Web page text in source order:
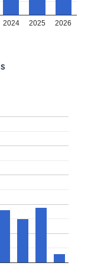
2024 2025 2026